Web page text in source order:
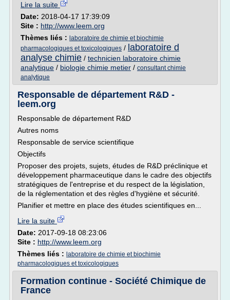
Lire la suite
Date: 2018-04-17 17:39:09
Site : http://www.leem.org
Thèmes liés : laboratoire de chimie et biochimie
pharmacologiques et toxicologiques / laboratoire d
analyse chimie / technicien laboratoire chimie
analytique / biologie chimie metier / consultant chimie
analytique
Responsable de département R&D -
leem.org
Responsable de département R&D
Autres noms
Responsable de service scientifique
Objectifs
Proposer des projets, sujets, études de R&D préclinique et
développement pharmaceutique dans le cadre des objectifs
stratégiques de l'entreprise et du respect de la législation,
de la réglementation et des règles d'hygiène et sécurité.
Planifier et mettre en place des études scientifiques en...
Lire la suite
Date: 2017-09-18 08:23:06
Site : http://www.leem.org
Thèmes liés : laboratoire de chimie et biochimie
pharmacologiques et toxicologiques
Formation continue - Société Chimique de
France